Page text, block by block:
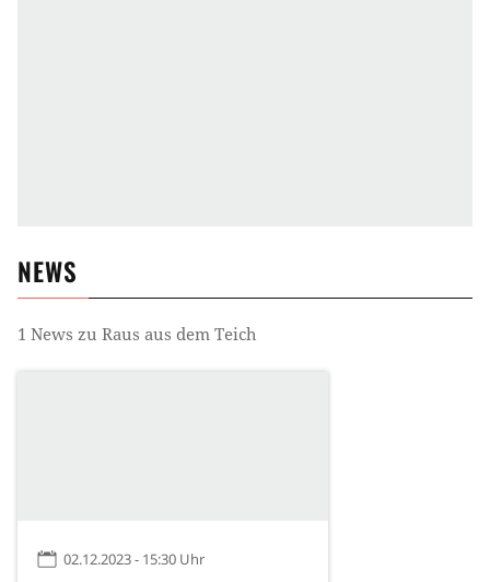
NEWS
1 News zu Raus aus dem Teich
02.12.2023 - 15:30 Uhr